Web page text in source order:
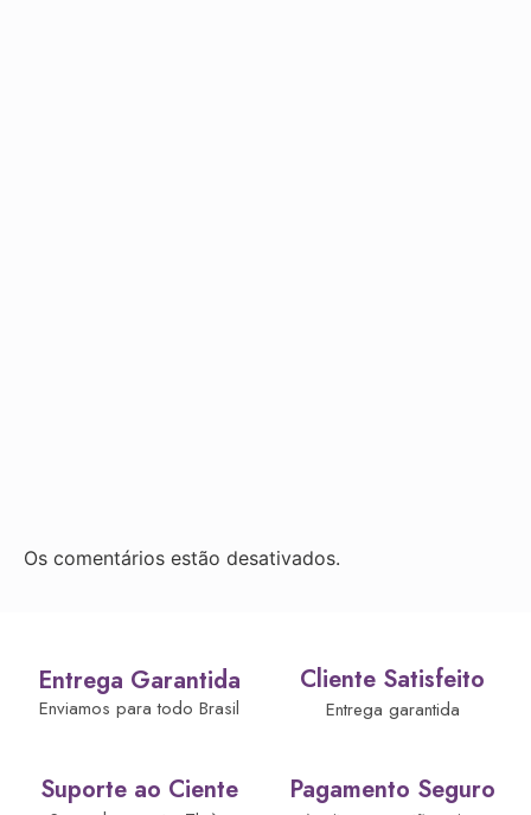
Os comentários estão desativados.
Entrega Garantida
Enviamos para todo Brasil
Cliente Satisfeito
Entrega garantida
Suporte ao Ciente Pagamento Seguro